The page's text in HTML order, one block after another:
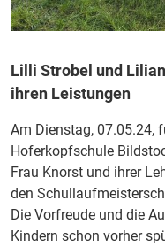
Lilli Strobel und
ihren Leistungen
Am Dienstag, 07.05.24,
Hoferkopfschule
Frau Knorst und ihrer
den
Die Vorfreude und die
Kindern schon vorher